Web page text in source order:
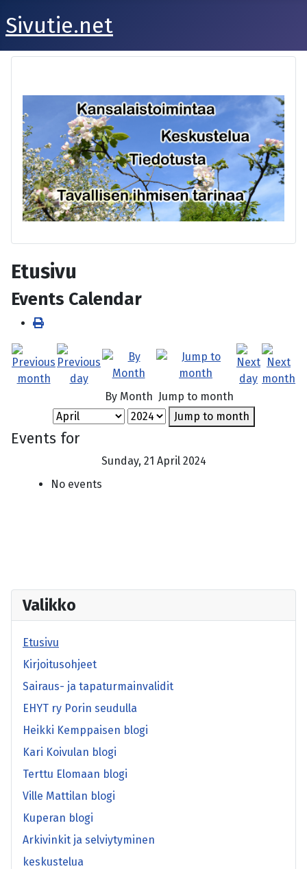
Sivutie.net
Etusivu
Events Calendar
By Month Jump to month
Jump to month
Events for
Sunday, 21 April 2024
No events
Valikko
Etusivu
Kirjoitusohjeet
Sairaus- ja tapaturmainvalidit
EHYT ry Porin seudulla
Heikki Kemppaisen blogi
Kari Koivulan blogi
Terttu Elomaan blogi
Ville Mattilan blogi
Kuperan blogi
Arkivinkit ja selviytyminen
keskustelua